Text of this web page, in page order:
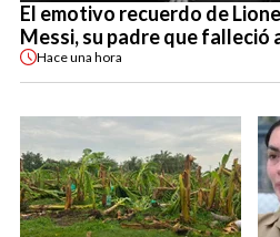
El emotivo recuerdo de
Messi, su padre que falleció
Haceuna hora